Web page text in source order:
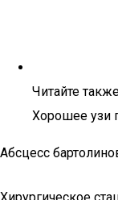
Читайте
Хорошее узи
Абсцесс